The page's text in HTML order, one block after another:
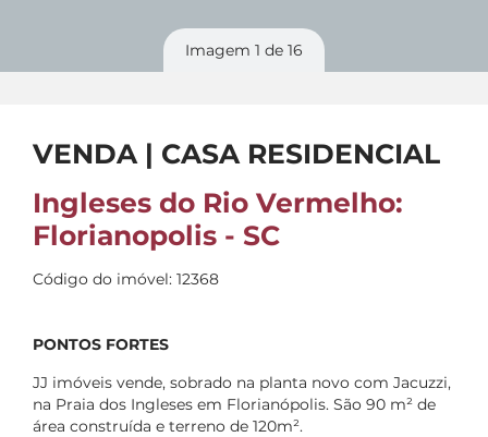
Imagem 1 de 16
VENDA | CASA RESIDENCIAL
Ingleses do Rio Vermelho:
Florianopolis - SC
Código do imóvel: 12368
PONTOS FORTES
JJ imóveis vende, sobrado na planta novo com Jacuzzi,
na Praia dos Ingleses em Florianópolis. São 90 m² de
área construída e terreno de 120m².